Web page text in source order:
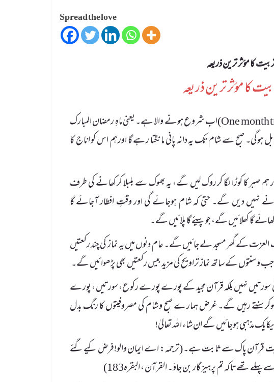
Spread the love
کا مؤثر ترین ذریعہ
کا مؤثر ترین ذریعہ
} تربیت نفس کا یک ماہی کورس(One month training course)اب شروع ہونے والا ہے۔ یعنی ماہِ رمضان المبارک
صبح سے شام تک یہ دانہ پانی مانگتا رہے گا اورہم اس کو اناج کا
صبر کا کوڑا لگا کر روک لیں گے، یہ بھوک سے بلبلا کر کھانے کی طرف
نہیں دیں گے۔ حتیٰ کہ شام ہوجائے گی اور وقتِ افطار آجائے گا
گا کھلائیں گے، جو پیئے گا پلائیں گے۔
العزت کے گھر مسجد لے جائیں گے۔ عام دنوں میں یہ نماز کی چند رکعتیں
کے ساتھ نماز تراویح کی مزید بیس رکعتیں بھی پڑھوائیں گے۔
سورتیں نہیں بلکہ قرآن مجید کے پورے پورے رکوع، سورتیں ، پورے
رہیں گے۔ غرض ہمارے صبح و شام کی مصروفیتوں کا رنگ بدل
مذہبی ہوجائیں گے ان شاء اللہ تعالیٰ!
قرآن پاک سے ثابت ہے۔ (ترجمہ: اے ایمان والو!فرض کیے گئے
تھے تاکہ تم پرہیز گار بن جاؤ۔ القرآن ، البقرہ183)